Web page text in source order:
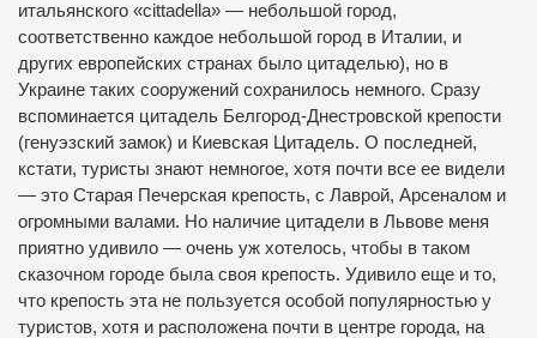
итальянского «cittadella» — небольшой город,
соответственно каждое небольшой город в Италии, и
других европейских странах было цитаделью), но в
Украине таких сооружений сохранилось немного. Сразу
вспоминается цитадель Белгород-Днестровской крепости
(генуэзский замок) и Киевская Цитадель. О последней,
кстати, туристы знают немногое, хотя почти все ее видели
— это Старая Печерская крепость, с Лаврой, Арсеналом и
огромными валами. Но наличие цитадели в Львове меня
приятно удивило — очень уж хотелось, чтобы в таком
сказочном городе была своя крепость. Удивило еще и то,
что крепость эта не пользуется особой популярностью у
туристов, хотя и расположена почти в центре города, на